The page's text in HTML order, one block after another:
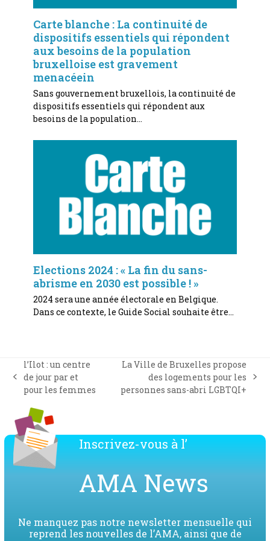
Carte blanche : La continuité de
dispositifs essentiels qui répondent
aux besoins de la population
bruxelloise est gravement
menacéein
Sans gouvernement bruxellois, la continuité de
dispositifs essentiels qui répondent aux
besoins de la population…
Elections 2024 : « La fin du sans-
abrisme en 2030 est possible ! »
2024 sera une année électorale en Belgique.
Dans ce contexte, le Guide Social souhaite être…
previous
post:
l’Ilot : un centre
de jour par et
pour les femmes
post:
La Ville de Bruxelles propose
des logements pour les
personnes sans-abri LGBTQI+
Inscrivez-vous à l’
AMA News
Ne manquez pas notre newsletter mensuelle qui
reprend les nouvelles de l’AMA, ainsi que de